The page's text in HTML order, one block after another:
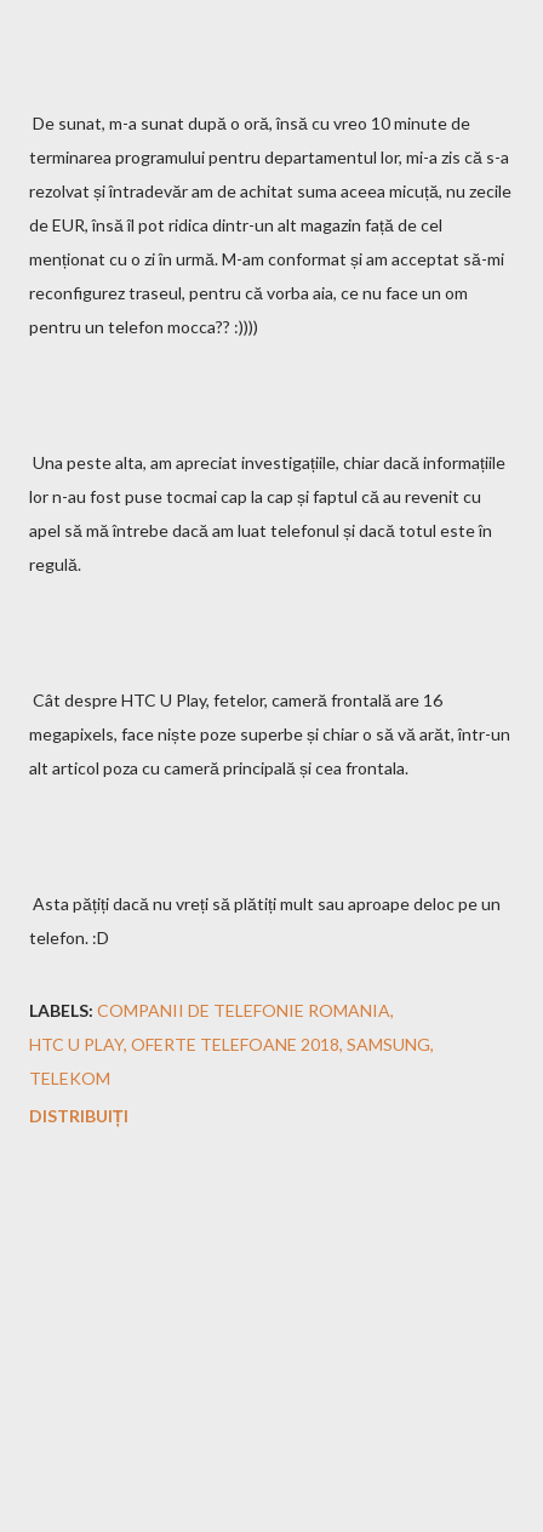
De sunat, m-a sunat după o oră, însă cu vreo 10 minute de
terminarea programului pentru departamentul lor, mi-a zis că s-a
rezolvat și întradevăr am de achitat suma aceea micuță, nu zecile
de EUR, însă îl pot ridica dintr-un alt magazin față de cel
menționat cu o zi în urmă. M-am conformat și am acceptat să-mi
reconfigurez traseul, pentru că vorba aia, ce nu face un om
pentru un telefon mocca?? :))))
Una peste alta, am apreciat investigațiile, chiar dacă informațiile
lor n-au fost puse tocmai cap la cap și faptul că au revenit cu
apel să mă întrebe dacă am luat telefonul și dacă totul este în
regulă.
Cât despre HTC U Play, fetelor, cameră frontală are 16
megapixels, face niște poze superbe și chiar o să vă arăt, într-un
alt articol poza cu cameră principală și cea frontala.
Asta pățiți dacă nu vreți să plătiți mult sau aproape deloc pe un
telefon. :D
LABELS: COMPANII DE TELEFONIE ROMANIA
HTC U PLAY OFERTE TELEFOANE 2018 SAMSUNG
TELEKOM
DISTRIBUIȚI